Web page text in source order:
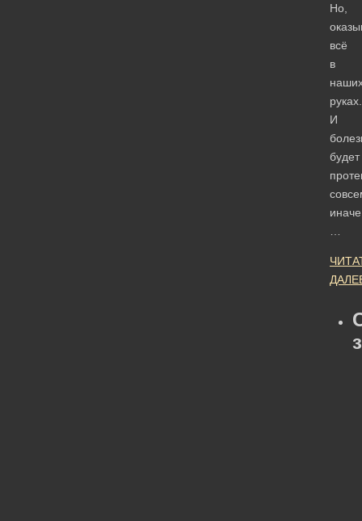
Но,
всё
в
руках.
И
будет